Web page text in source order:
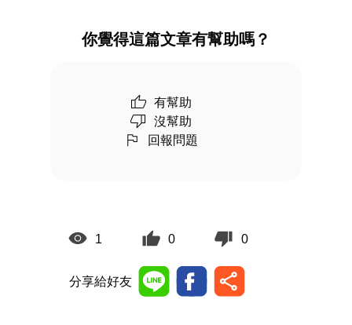
你覺得這篇文章有幫助嗎？
有幫助
沒幫助
回報問題
1 0 0
分享給好友